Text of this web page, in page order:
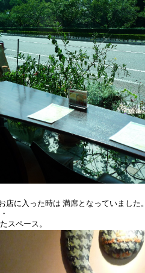
店に入った時は 満席となっていました。
・
スペース。